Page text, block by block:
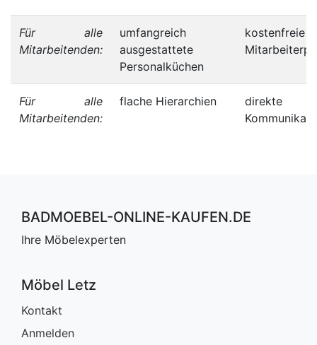
Für alle
Mitarbeitenden:
umfangreich
ausgestattete
Personalküchen
kostenfreie
Für alle
Mitarbeitenden:
flache Hierarchien
direkte
BADMOEBEL-ONLINE-KAUFEN.DE
Ihre Möbelexperten
Möbel Letz
Kontakt
Anmelden